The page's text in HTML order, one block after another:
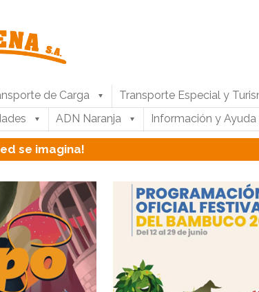
de Carga
Transporte Especial y
ADN Naranja Información y Ayuda
se imagina!